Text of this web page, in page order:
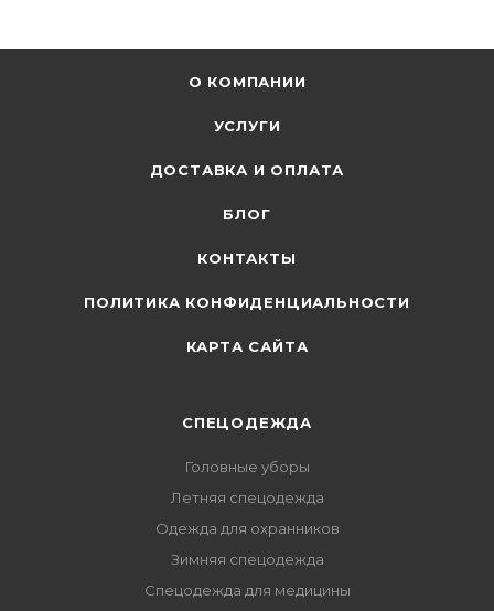
О КОМПАНИИ
УСЛУГИ
ДОСТАВКА И ОПЛАТА
БЛОГ
КОНТАКТЫ
ПОЛИТИКА КОНФИДЕНЦИАЛЬНОСТИ
КАРТА САЙТА
СПЕЦОДЕЖДА
Головные уборы
Летняя спецодежда
Одежда для охранников
Зимняя спецодежда
Спецодежда для медицины